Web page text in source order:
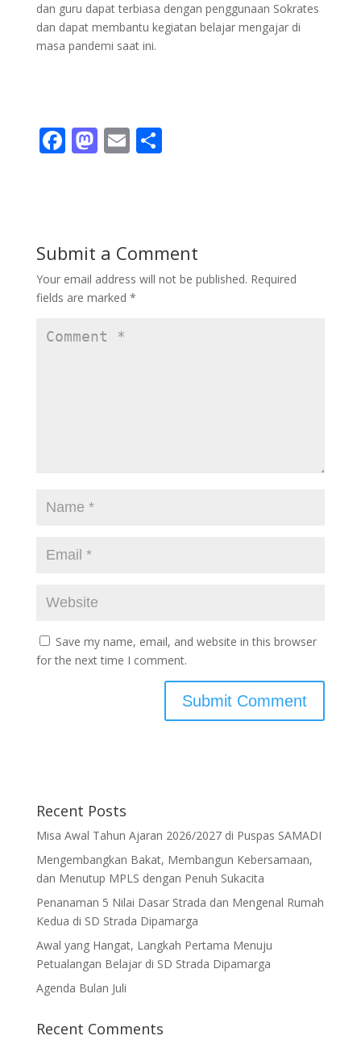
dan guru dapat terbiasa dengan penggunaan Sokrates
dan dapat membantu kegiatan belajar mengajar di
masa pandemi saat ini.
F
o
o
k
M
o
n
E S
Submit a Comment
Your email address will not be published. Required
fields are marked *
Save my name, email, and website in this browser
for the next time I comment.
Recent Posts
Misa Awal Tahun Ajaran 2026/2027 di Puspas SAMADI
Mengembangkan Bakat, Membangun Kebersamaan,
dan Menutup MPLS dengan Penuh Sukacita
Penanaman 5 Nilai Dasar Strada dan Mengenal Rumah
Kedua di SD Strada Dipamarga
Awal yang Hangat, Langkah Pertama Menuju
Petualangan Belajar di SD Strada Dipamarga
Agenda Bulan Juli
Recent Comments